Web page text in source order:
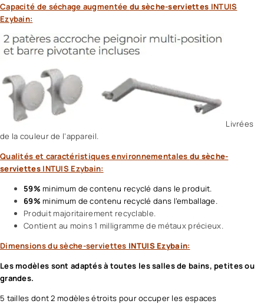
Capacité de séchage augmentée du sèche-serviettes INTUIS
Ezybain:
Livrées
de la couleur de l’appareil.
Qualités et caractéristiques environnementales du sèche-
serviettesINTUIS Ezybain:
59% minimum de contenu recyclé dans le produit.
69% minimum de contenu recyclé dans l’emballage.
Produit majoritairement recyclable.
Contient au moins 1 milligramme de métaux précieux.
Dimensions du sèche-serviettes INTUIS Ezybain:
Les modèles sont adaptés à toutes les salles de bains, petites ou
grandes.
5 tailles dont 2 modèles étroits pour occuper les espaces